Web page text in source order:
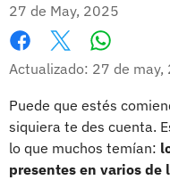
27 de May, 2025
Facebook
X
Actualizado: 27 de may,
Puede que estés
siquiera te des cuenta.
lo que muchos temían:
presentes en varios de